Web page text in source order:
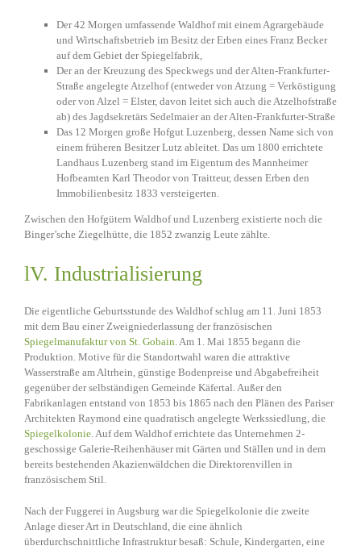
Der 42 Morgen umfassende Waldhof mit einem Agrargebäude
und Wirtschaftsbetrieb im Besitz der Erben eines Franz Becker
auf dem Gebiet der Spiegelfabrik,
Der an der Kreuzung des Speckwegs und der Alten-Frankfurter-
Straße angelegte Atzelhof (entweder von Atzung = Verköstigung
oder von Alzel = Elster, davon leitet sich auch die Atzelhofstraße
ab) des Jagdsekretärs Sedelmaier an der Alten-Frankfurter-Straße
Das 12 Morgen große Hofgut Luzenberg, dessen Name sich von
einem früheren Besitzer Lutz ableitet. Das um 1800 errichtete
Landhaus Luzenberg stand im Eigentum des Mannheimer
Hofbeamten Karl Theodor von Traitteur, dessen Erben den
Immobilienbesitz 1833 versteigerten.
Zwischen den Hofgütern Waldhof und Luzenberg existierte noch die
Binger’sche Ziegelhütte, die 1852 zwanzig Leute zählte.
lV. Industrialisierung
Die eigentliche Geburtsstunde des Waldhof schlug am 11. Juni 1853
mit dem Bau einer Zweigniederlassung der französischen
Spiegelmanufaktur von St. Gobain. Am 1. Mai 1855 begann die
Produktion. Motive für die Standortwahl waren die attraktive
Wasserstraße am Altrhein, günstige Bodenpreise und Abgabefreiheit
gegenüber der selbständigen Gemeinde Käfertal. Außer den
Fabrikanlagen entstand von 1853 bis 1865 nach den Plänen des Pariser
Architekten Raymond eine quadratisch angelegte Werkssiedlung, die
Spiegelkolonie. Auf dem Waldhof errichtete das Unternehmen 2-
geschossige Galerie-Reihenhäuser mit Gärten und Ställen und in dem
bereits bestehenden Akazienwäldchen die Direktorenvillen in
französischem Stil.
Nach der Fuggerei in Augsburg war die Spiegelkolonie die zweite
Anlage dieser Art in Deutschland, die eine ähnlich
überdurchschnittliche Infrastruktur besaß: Schule, Kindergarten, eine